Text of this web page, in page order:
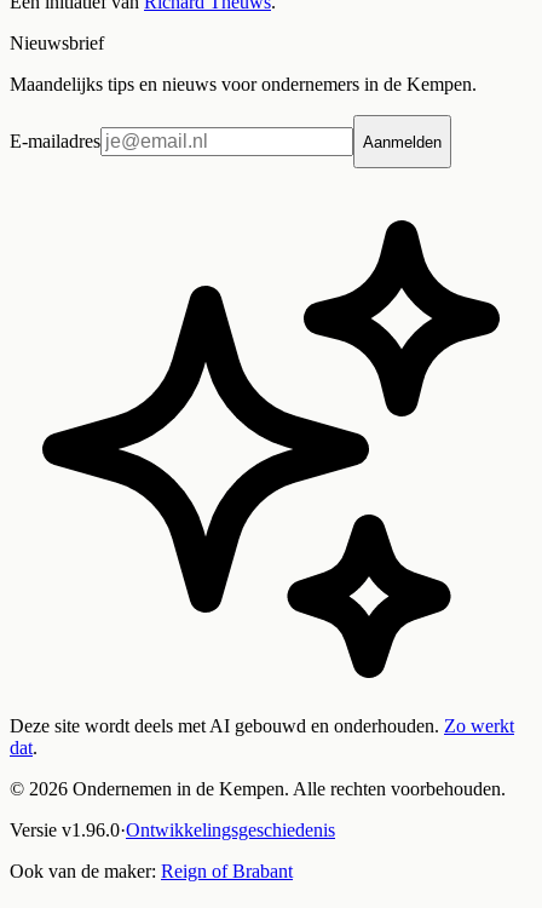
Nieuwsbrief
Maandelijks tips en nieuws voor ondernemers in de Kempen.
E-mailadres Aanmelden
Deze site wordt deels met AI gebouwd en onderhouden. Zo werkt
dat.
© 2026 Ondernemen in de Kempen. Alle rechten voorbehouden.
Versie v1.96.0·Ontwikkelingsgeschiedenis
Ook van de maker: Reign of Brabant